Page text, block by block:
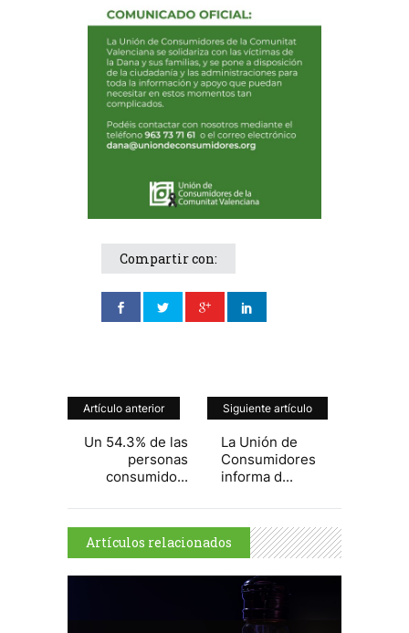
Compartir con:
Artículo anterior
Un 54.3% de las
personas
consumido...
Siguiente artículo
La Unión de
Consumidores
informa d...
Artículos relacionados